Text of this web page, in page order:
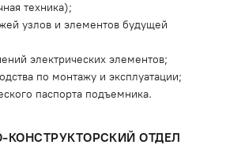
техника);
узлов и элементов будущей
электрических элементов;
по монтажу и эксплуатации;
паспорта подъемника.
ОТДЕЛ